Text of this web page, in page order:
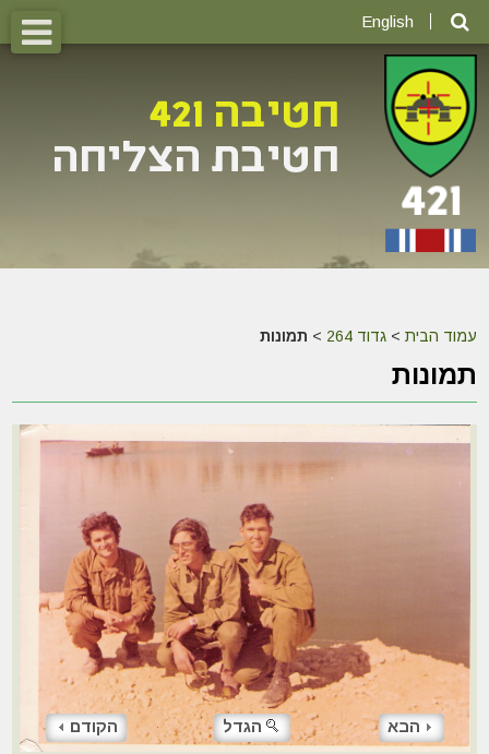
English
עמוד הבית >גדוד 264 > תמונות
תמונות
הקודם הגדל הבא